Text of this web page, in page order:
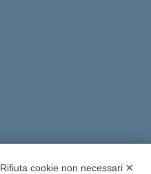
Rifiuta cookie non necessari ✕